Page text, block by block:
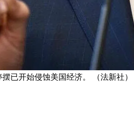
已开始侵蚀美国经济。 （法新社）